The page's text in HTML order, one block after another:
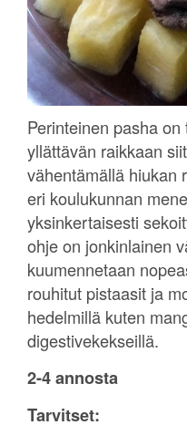
Perinteinen pasha
yllättävän raikkaan
vähentämällä hiukan
eri koulukunnan
yksinkertaisesti
ohje on jonkinlainen
kuumennetaan
rouhitut pistaasit ja
hedelmillä kuten
digestivekekseillä.
2-4 annosta
Tarvitset: